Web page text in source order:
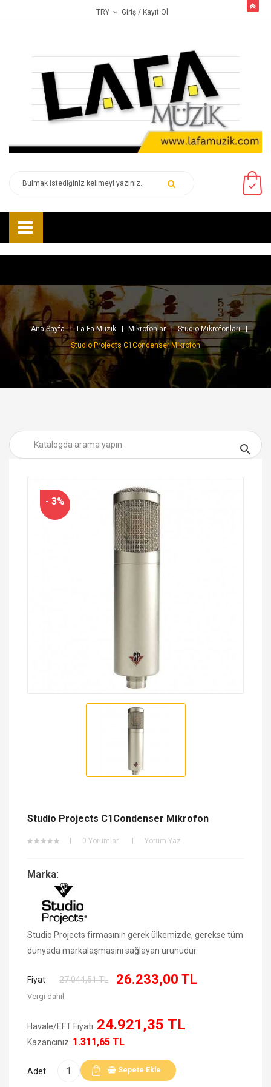
TRY Giriş / Kayıt Ol
Ana Sayfa La Fa Müzik Mikrofonlar
Studio Mikrofonları
Studio Projects C1Condenser Mikrofon

- 3%
Studio Projects C1Condenser Mikrofon
0 Yorumlar Yorum Yaz
Marka:
Studio Projects firmasının gerek ülkemizde, gerekse tüm
dünyada markalaşmasını sağlayan ürünüdür.
Fiyat 27.044,51 TL 26.233,00 TL
Vergi dahil
Havale/EFT Fiyatı: 24.921,35 TL
Kazancınız: 1.311,65 TL
Adet Sepete Ekle